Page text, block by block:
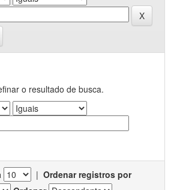
o resultado de busca.
| Ordenar registros por